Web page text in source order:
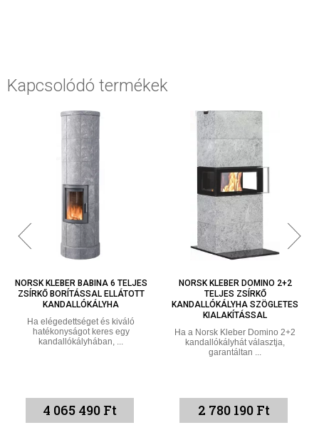
Kapcsolódó termékek
NORSK KLEBER DOMINO 2+2
TELJES ZSÍRKŐ
KANDALLÓKÁLYHA SZÖGLETES
KIALAKÍTÁSSAL
Ha a Norsk Kleber Domino 2+2
kandallókályhát választja,
2 780 190 Ft
NORSK KLEBER DOMINO 2+3
SZÖGLETES KIALAKÍTÁSÚ
HŐTÁROLÓS KANDALLÓKÁLYHA
A Norsk Kleber Domino 3+2-es
modell esetén vitathatatlan a több
...
2 998 280 Ft